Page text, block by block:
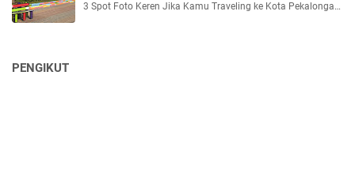
3 Spot Foto Keren Jika Kamu Traveling ke Kota Pekalonga…
PENGIKUT